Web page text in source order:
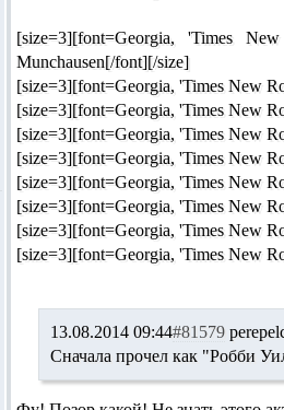
[size=3][font=Georgia, 'Times
Munchausen[/font][/size]
[size=3][font=Georgia, 'Times New
[size=3][font=Georgia, 'Times New
[size=3][font=Georgia, 'Times New
[size=3][font=Georgia, 'Times New
[size=3][font=Georgia, 'Times New
[size=3][font=Georgia, 'Times New
[size=3][font=Georgia, 'Times New
[size=3][font=Georgia, 'Times New
13.08.2014 09:44#81579
Сначала прочел как "Робби